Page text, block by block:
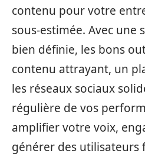
contenu pour votre
sous-estimée. Avec une
bien définie, les bons
contenu attrayant, un
les réseaux sociaux
régulière de vos
amplifier votre voix,
générer des utilisateurs